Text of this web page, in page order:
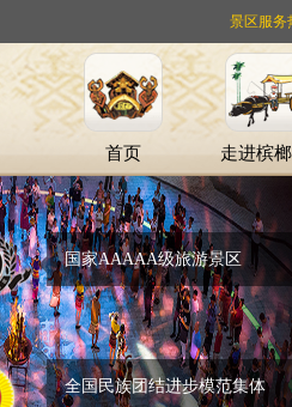
景区服务
首页 走进槟
国家AAAAA级旅游景区
全国民族团结进步模范集体